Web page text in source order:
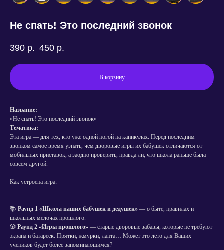
Не спать! Это последний звонок
390 р. 450 р.
В корзину
Название:
«Не спать! Это последний звонок»
Тематика:
Эта игра — для тех, кто уже одной ногой на каникулах. Перед последним
звонком самое время узнать, чем дворовые игры их бабушек отличаются от
мобильных приставок, а заодно проверить, правда ли, что школа раньше была
совсем другой.
Как устроена игра:
📚 Раунд 1 «Школа наших бабушек и дедушек» — о быте, правилах и
школьных мелочах прошлого.
🎲 Раунд 2 «Игры прошлого» — старые дворовые забавы, которые не требуют
экрана и батареек. Прятки, жмурки, лапта… Может это лето для Ваших
учеников будет более запоминающимся?